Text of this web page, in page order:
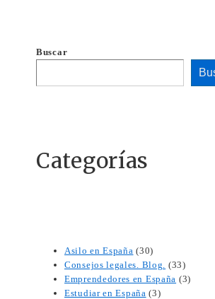
lo
que
saber
Buscar
Categorías
Asilo en España (30)
Consejos legales. Blog. (33)
Emprendedores en España (3)
Estudiar en España (3)